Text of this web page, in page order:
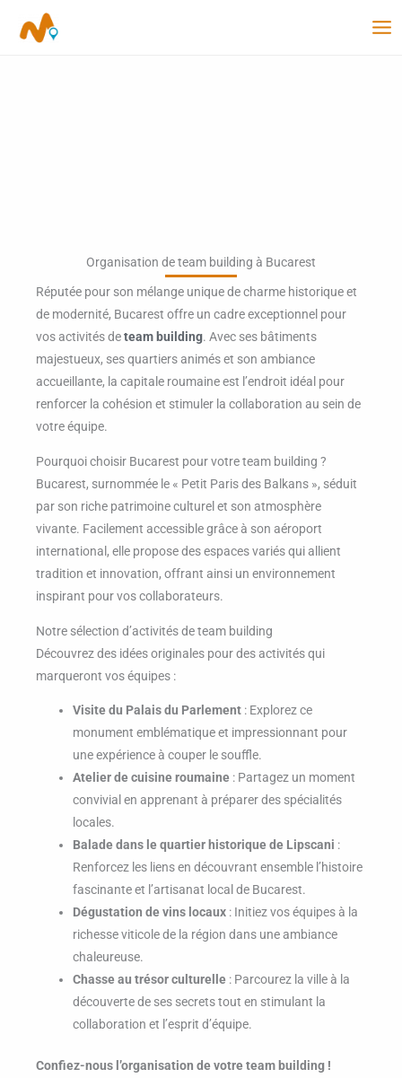
Organisation de team building à Bucarest
Réputée pour son mélange unique de charme historique et
de modernité, Bucarest offre un cadre exceptionnel pour
vos activités deteam building. Avec ses bâtiments
majestueux, ses quartiers animés et son ambiance
accueillante, la capitale roumaine est l’endroit idéal pour
renforcer la cohésion et stimuler la collaboration au sein de
votre équipe.
Pourquoi choisir Bucarest pour votre team building ?
Bucarest, surnommée le « Petit Paris des Balkans », séduit
par son riche patrimoine culturel et son atmosphère
vivante. Facilement accessible grâce à son aéroport
international, elle propose des espaces variés qui allient
tradition et innovation, offrant ainsi un environnement
inspirant pour vos collaborateurs.
Notre sélection d’activités de team building
Découvrez des idées originales pour des activités qui
marqueront vos équipes :
Visite du Palais du Parlement : Explorez ce
monument emblématique et impressionnant pour
une expérience à couper le souffle.
Atelier de cuisine roumaine : Partagez un moment
convivial en apprenant à préparer des spécialités
locales.
Balade dans le quartier historique de Lipscani :
Renforcez les liens en découvrant ensemble l’histoire
fascinante et l’artisanat local de Bucarest.
Dégustation de vins locaux : Initiez vos équipes à la
richesse viticole de la région dans une ambiance
chaleureuse.
Chasse au trésor culturelle : Parcourez la ville à la
découverte de ses secrets tout en stimulant la
collaboration et l’esprit d’équipe.
Confiez-nous l’organisation de votre team building !